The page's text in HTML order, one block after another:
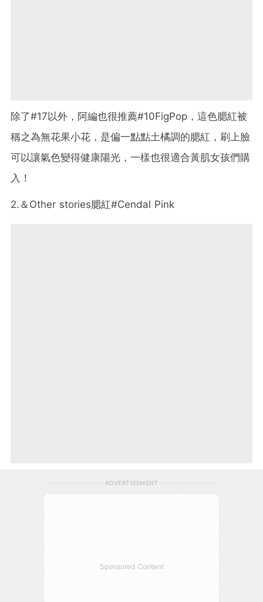
除了#17以外，阿編也很推薦#10FigPop，這色腮紅被
稱之為無花果小花，是偏一點點土橘調的腮紅，刷上臉
可以讓氣色變得健康陽光，一樣也很適合黃肌女孩們購
入！
2.＆Other stories腮紅#Cendal Pink
ADVERTISEMENT
Sponsored Content